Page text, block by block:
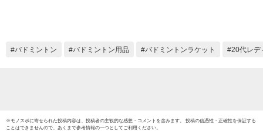
ラケットケース バド
バドミントン バドミントン用品 バドミントンラケット 20代レデ
※モノスポに寄せられた投稿内容は、投稿者の主観的な感想・コメントを含みます。 投稿の信憑性・正確性を保証する
ことはできませんので、あくまで参考情報の一つとしてご利用ください。